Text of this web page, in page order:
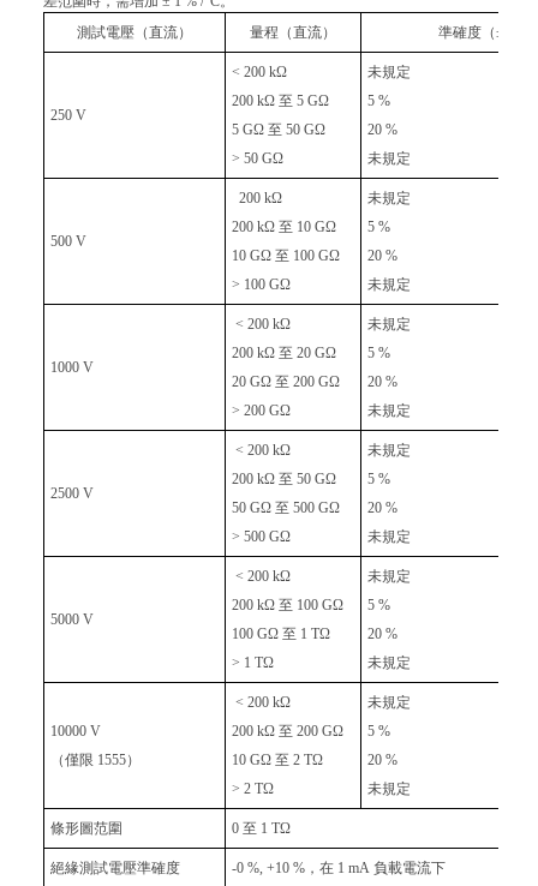
測試電壓（直流）
量程（直流） 準確度（± 讀
250 V
< 200 kΩ
200 kΩ 至 5 GΩ
5 GΩ 至 50 GΩ
> 50 GΩ
未規定
5 %
20 %
未規定
500 V
200 kΩ
200 kΩ 至 10 GΩ
10 GΩ 至 100 GΩ
> 100 GΩ
未規定
5 %
20 %
未規定
1000 V
< 200 kΩ
200 kΩ 至 20 GΩ
20 GΩ 至 200 GΩ
> 200 GΩ
未規定
5 %
20 %
未規定
2500 V
< 200 kΩ
200 kΩ 至 50 GΩ
50 GΩ 至 500 GΩ
> 500 GΩ
未規定
5 %
20 %
未規定
5000 V
< 200 kΩ
200 kΩ 至 100 GΩ
100 GΩ 至 1 TΩ
> 1 TΩ
未規定
5 %
20 %
未規定
10000 V
（僅限 1555）
< 200 kΩ
200 kΩ 至 200 GΩ
10 GΩ 至 2 TΩ
> 2 TΩ
未規定
5 %
20 %
未規定
條形圖范圍 0 至 1 TΩ
絕緣測試電壓準確度 -0 %, +10 %，在 1 mA 負載電流下